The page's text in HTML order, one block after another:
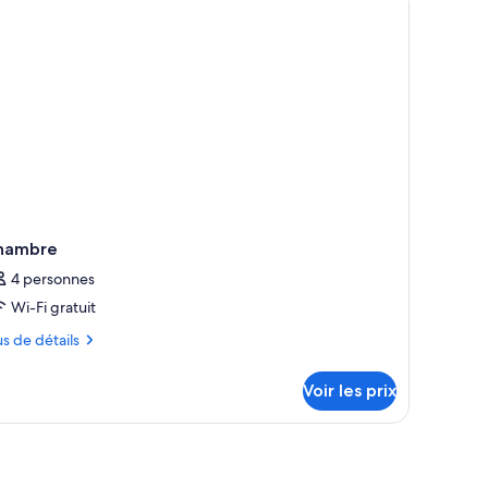
4 personnes
Wi-Fi gratuit
de détails
Voir les prix